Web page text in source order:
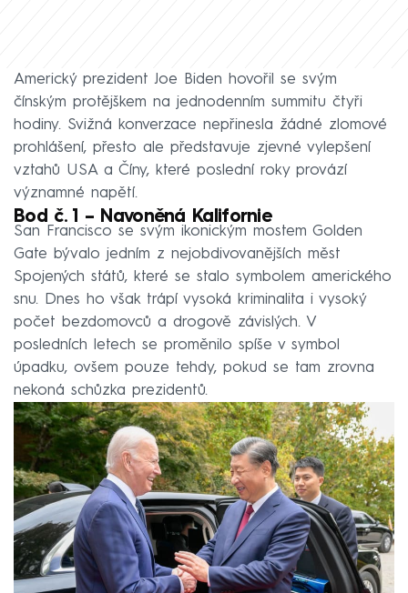
Americký prezident Joe Biden hovořil se svým
čínským protějškem na jednodenním summitu čtyři
hodiny. Svižná konverzace nepřinesla žádné zlomové
prohlášení, přesto ale představuje zjevné vylepšení
vztahů USA a Číny, které poslední roky provází
významné napětí.
Bod č. 1 – Navoněná Kalifornie
San Francisco se svým ikonickým mostem Golden
Gate bývalo jedním z nejobdivovanějších měst
Spojených států, které se stalo symbolem amerického
snu. Dnes ho však trápí vysoká kriminalita i vysoký
počet bezdomovců a drogově závislých. V
posledních letech se proměnilo spíše v symbol
úpadku, ovšem pouze tehdy, pokud se tam zrovna
nekoná schůzka prezidentů.